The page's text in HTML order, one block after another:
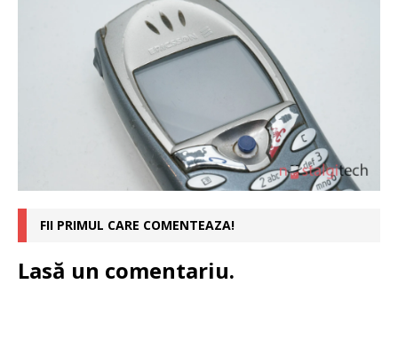
FII PRIMUL CARE COMENTEAZA!
Lasă un comentariu.